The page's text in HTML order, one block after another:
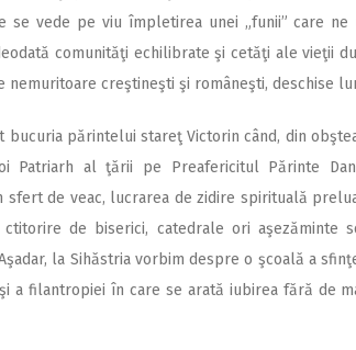
se vede pe viu împletirea unei „funii” care
comunităţi echilibrate şi cetăţi ale vieţii
creştineşti şi româneşti, deschise
bucuria părintelui stareţ Victorin când, din
Patriarh al ţării pe Preafericitul Părinte
sfert de veac, lucrarea de zidire spirituală
de biserici, catedrale ori aşezăminte
la Sihăstria vorbim despre o şcoală a
a filantropiei în care se arată iubirea fără de